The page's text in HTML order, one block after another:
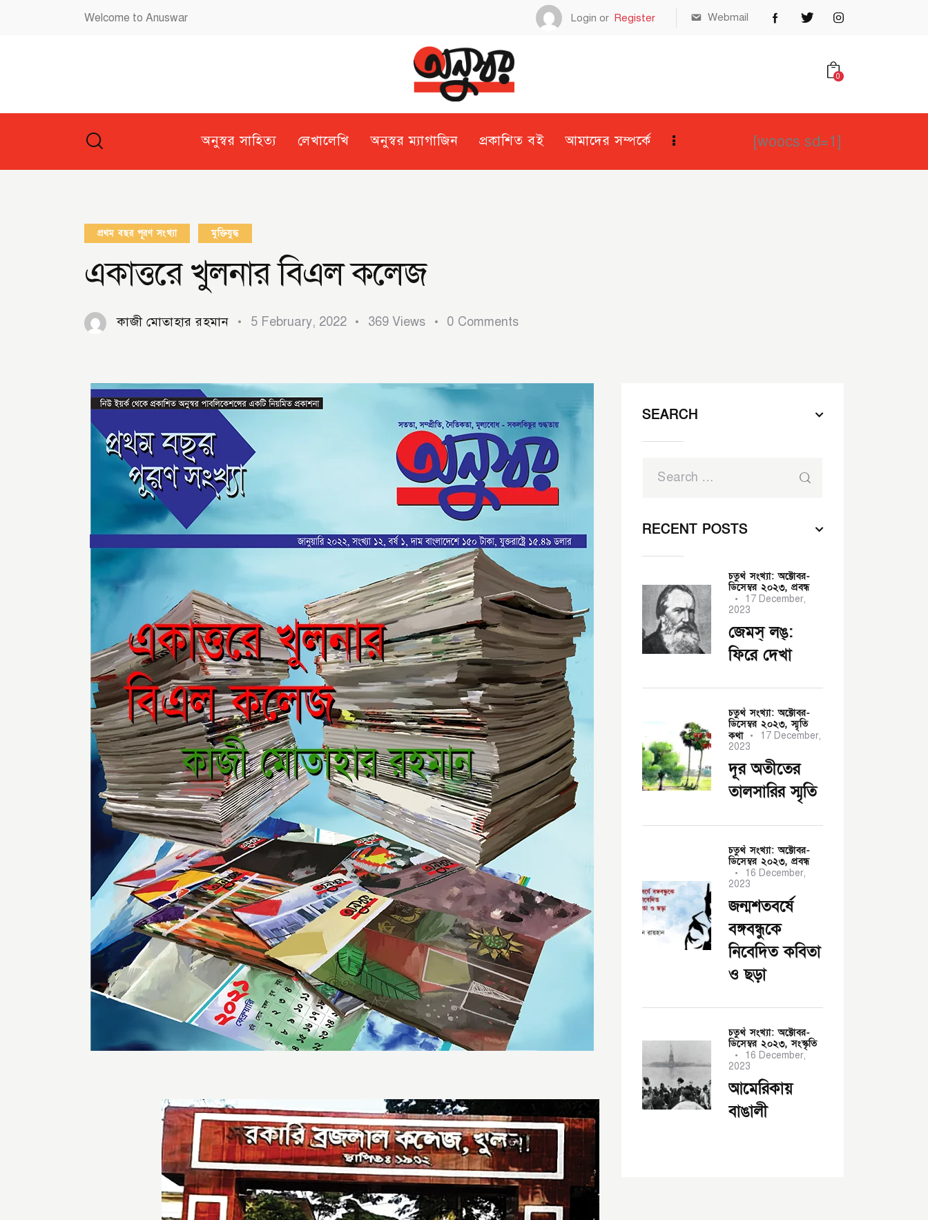
Welcome to Anuswar Login or Register Webmail
0
অনুস্বর সাহিত্য লেখালেখি অনুস্বর ম্যাগাজিন প্রকাশিত বই আমাদের সম্পর্কে [woocs sd=1]
প্রথম বছর পূরণ সংখ্যা মুক্তিযুদ্ধ
একাত্তরে খুলনার বিএল কলেজ
কাজী মোতাহার রহমান 5 February, 2022 369 Views 0 Comments
SEARCH
RECENT POSTS
চতুর্থ সংখ্যা: অক্টোবর-
ডিসেম্বর ২০২৩,প্রবন্ধ
17 December,
2023
জেমস্ লঙ্:
ফিরে দেখা
চতুর্থ সংখ্যা: অক্টোবর-
ডিসেম্বর ২০২৩,স্মৃতি
কথা
17 December,
2023
দূর অতীতের
তালসারির স্মৃতি
চতুর্থ সংখ্যা: অক্টোবর-
ডিসেম্বর ২০২৩,প্রবন্ধ
16 December,
2023
জন্মশতবর্ষে
বঙ্গবন্ধুকে
নিবেদিত কবিতা
ও ছড়া
চতুর্থ সংখ্যা: অক্টোবর-
ডিসেম্বর ২০২৩,সংস্কৃতি
16 December,
2023
আমেরিকায়
বাঙালী